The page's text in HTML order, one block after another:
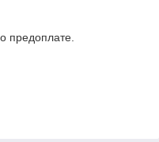
предоплате.